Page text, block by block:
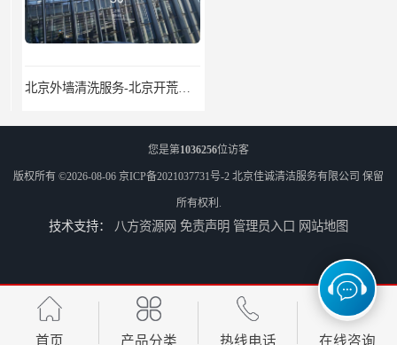
北京外墙清洗服务-北京开荒保洁亮化服务-北京物业清洁服务
北京开荒保洁服务公司-北京外墙清洗服务-外墙清洗保洁公司
您是第1036256位访客
版权所有 ©2026-08-06 京ICP备2021037731号-2 北京佳诚清洁服务有限公司 保留
所有权利.
技术支持： 八方资源网 免责声明 管理员入口 网站地图
首页 产品分类 热线电话 在线咨询